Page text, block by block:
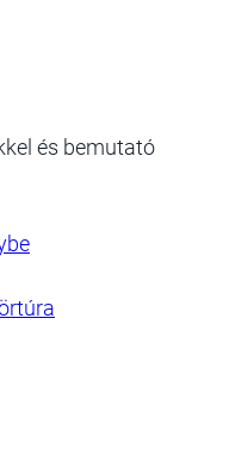
és bemutató